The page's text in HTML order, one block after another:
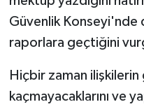
Güvenlik Konseyi'nde
raporlara geçtiğini
Hiçbir zaman
kaçmayacaklarını ve